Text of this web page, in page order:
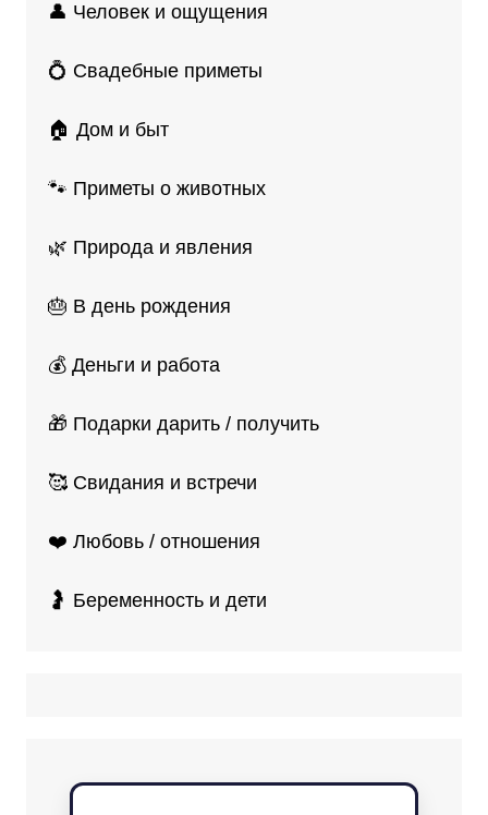
👤 Человек и ощущения
💍 Свадебные приметы
🏠 Дом и быт
🐾 Приметы о животных
🌿 Природа и явления
🎂 В день рождения
💰 Деньги и работа
🎁 Подарки дарить / получить
🥰 Свидания и встречи
❤️ Любовь / отношения
🤰 Беременность и дети